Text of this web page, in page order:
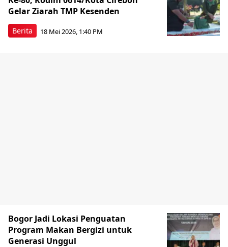
Berita
Gelar Ziarah TMP Kesenden
18 Mei 2026, 1:40 PM
Bogor Jadi Lokasi Penguatan
Program Makan Bergizi untuk
Generasi Unggul